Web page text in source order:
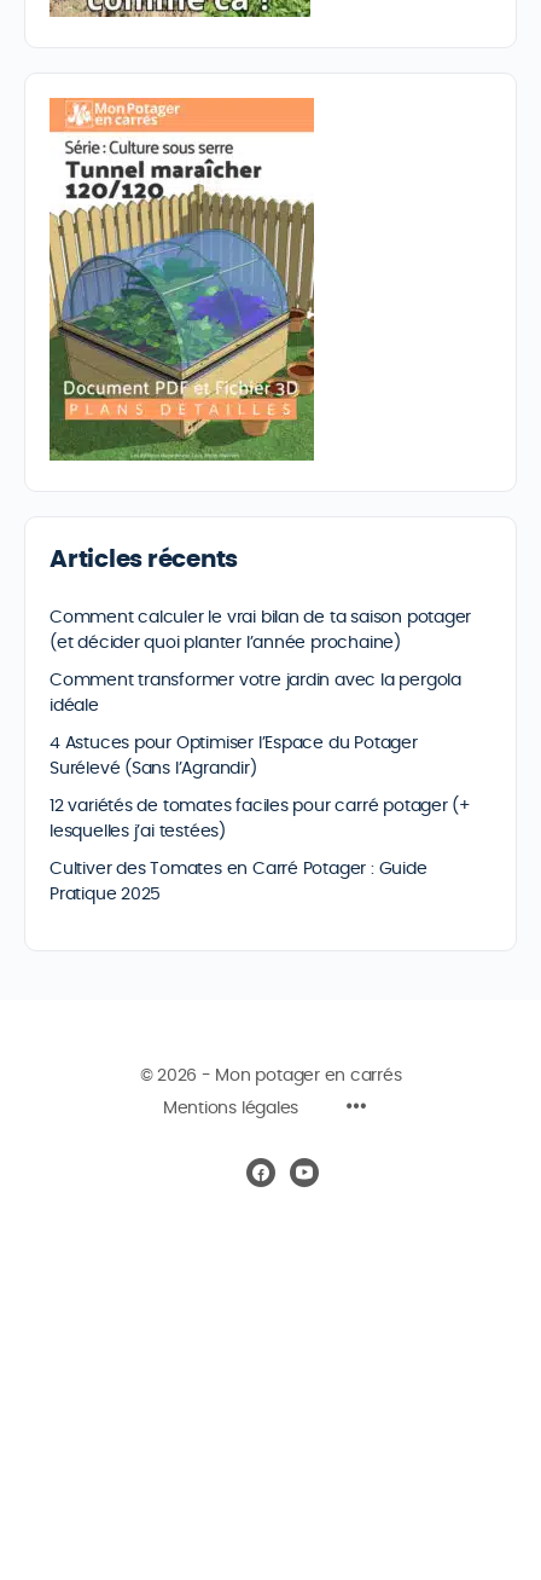
Articles récents
Comment calculer le vrai bilan de ta saison potager
(et décider quoi planter l’année prochaine)
Comment transformer votre jardin avec la pergola
idéale
4 Astuces pour Optimiser l’Espace du Potager
Surélevé (Sans l’Agrandir)
12 variétés de tomates faciles pour carré potager (+
lesquelles j’ai testées)
Cultiver des Tomates en Carré Potager : Guide
Pratique 2025
© 2026 - Mon potager en carrés
Mentions légales